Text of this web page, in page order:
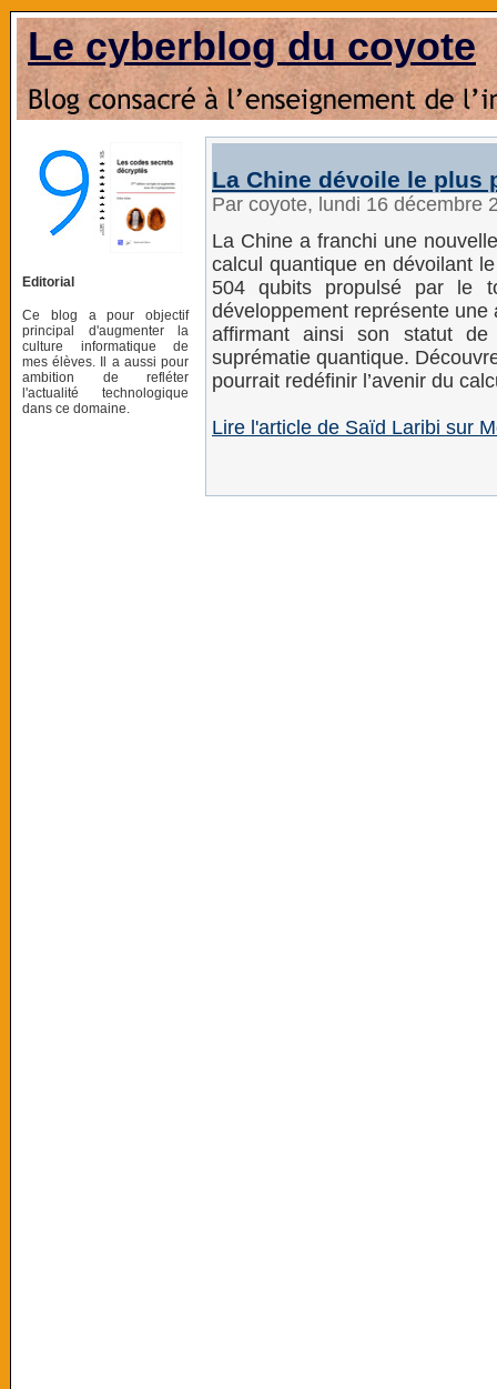
Le cyberblog du coyote
Editorial
Ce blog a pour objectif
principal d'augmenter la
culture informatique de
mes élèves. Il a aussi pour
ambition de refléter
l'actualité technologique
dans ce domaine.
La Chine dévoile le plus
Par coyote, lundi 16 décembre
La Chine a franchi une
calcul quantique en dévoilant
504 qubits propulsé par le
développement représente
affirmant ainsi son statut
suprématie quantique.
pourrait redéfinir l’avenir du
Lire l'article de Saïd Laribi sur